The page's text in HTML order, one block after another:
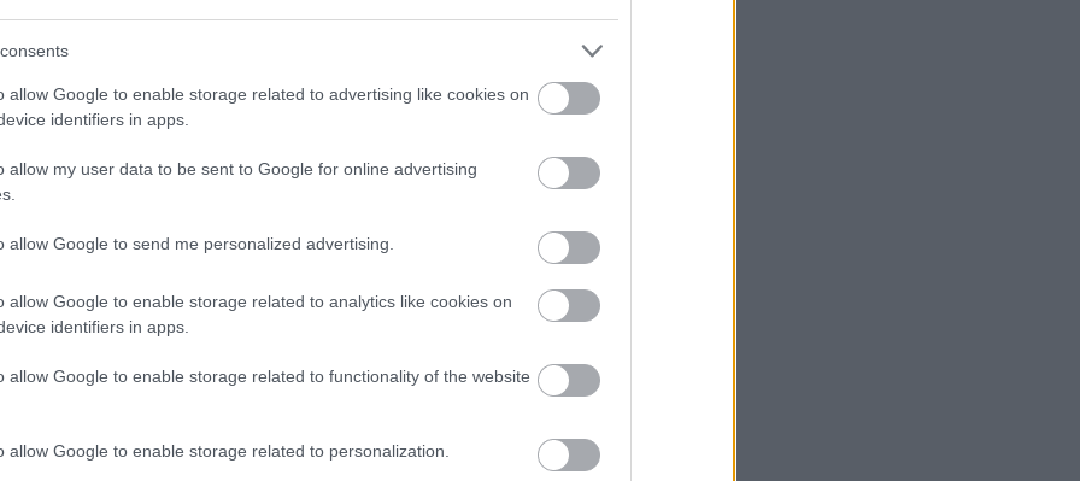
allow Google to enable storage related to advertising like cookies on
identifiers in apps.
allow my user data to be sent to Google for online advertising
allow Google to send me personalized advertising.
allow Google to enable storage related to analytics like cookies on
identifiers in apps.
allow Google to enable storage related to functionality of the website
allow Google to enable storage related to personalization.